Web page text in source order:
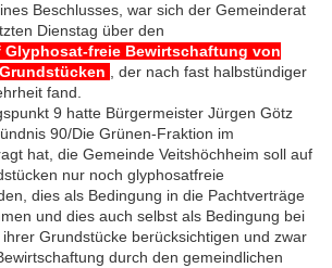
Beschlusses, war sich der Gemeinderat
Dienstag über den
Glyphosat-freie Bewirtschaftung von
, der nach fast halbstündiger
fand.
9 hatte Bürgermeister Jürgen Götz
90/Die Grünen-Fraktion im
hat, die Gemeinde Veitshöchheim soll auf
nur noch glyphosatfreie
dies als Bedingung in die Pachtverträge
und dies auch selbst als Bedingung bei
Grundstücke berücksichtigen und zwar
durch den gemeindlichen